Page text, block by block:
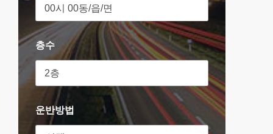
층수
운반방법